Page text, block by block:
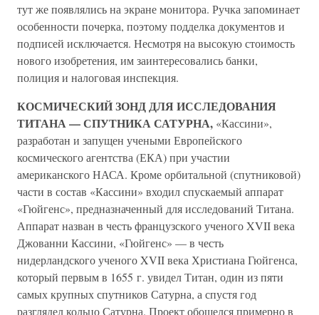
тут же появлялись на экране монитора. Ручка запоминает
особенности почерка, поэтому подделка документов и
подписей исключается. Несмотря на высокую стоимость
нового изобретения, им заинтересовались банки,
полиция и налоговая инспекция.
КОСМИЧЕСКИЙ ЗОНД ДЛЯ ИССЛЕДОВАНИЯ
ТИТАНА — СПУТНИКА САТУРНА, «Кассини»,
разработан и запущен учеными Европейского
космического агентства (ЕКА) при участии
американского НАСА. Кроме орбитальной (спутниковой)
части в состав «Кассини» входил спускаемый аппарат
«Гюйгенс», предназначенный для исследований Титана.
Аппарат назван в честь французского ученого XVII века
Джованни Кассини, «Гюйгенс» — в честь
нидерландского ученого XVII века Христиана Гюйгенса,
который первым в 1655 г. увидел Титан, один из пяти
самых крупных спутников Сатурна, а спустя год
разглядел кольцо Сатурна. Проект обошелся примерно в